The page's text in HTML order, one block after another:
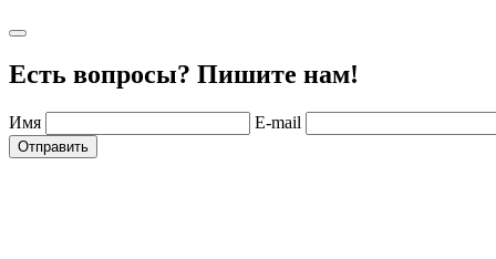
Есть вопросы? Пишите нам!
Имя E-mail